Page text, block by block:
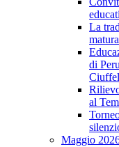
La
di
al
Maggio